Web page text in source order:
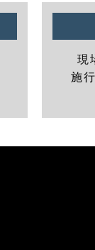
現
施